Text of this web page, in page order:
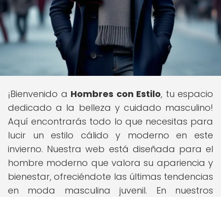
¡Bienvenido a Hombres con Estilo, tu espacio
dedicado a la belleza y cuidado masculino!
Aquí encontrarás todo lo que necesitas para
lucir un estilo cálido y moderno en este
invierno. Nuestra web está diseñada para el
hombre moderno que valora su apariencia y
bienestar, ofreciéndote las últimas tendencias
en moda masculina juvenil. En nuestros